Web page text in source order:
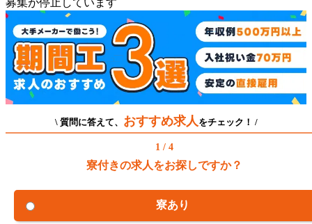
\ 質問に答えて、 おすすめ求人 をチェック！ /
1 / 4
寮付きの求人をお探しですか？
寮あり